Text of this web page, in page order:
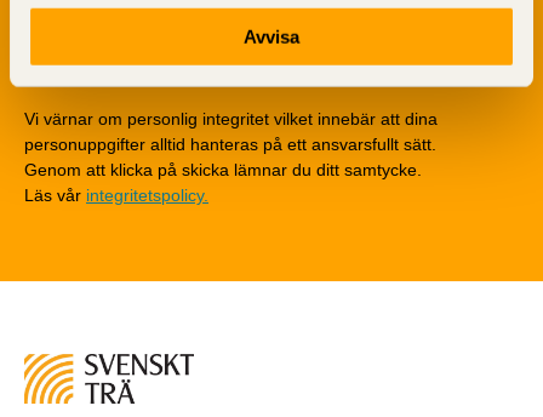
Avvisa
Brandtekniska funktionskrav
Brandklasser för material och konstruktioner
Detaljlösningar
Träytors brandegenskaper
Tekniska byten med sprinkler
Riskvärdering i flervåningsbostadshus
Miljöeffekter
LCA
Vi värnar om personlig integritet vilket innebär att dina
personuppgifter alltid hanteras på ett ansvarsfullt sätt.
Genom att klicka på skicka lämnar du ditt samtycke.
Läs vår integritetspolicy.